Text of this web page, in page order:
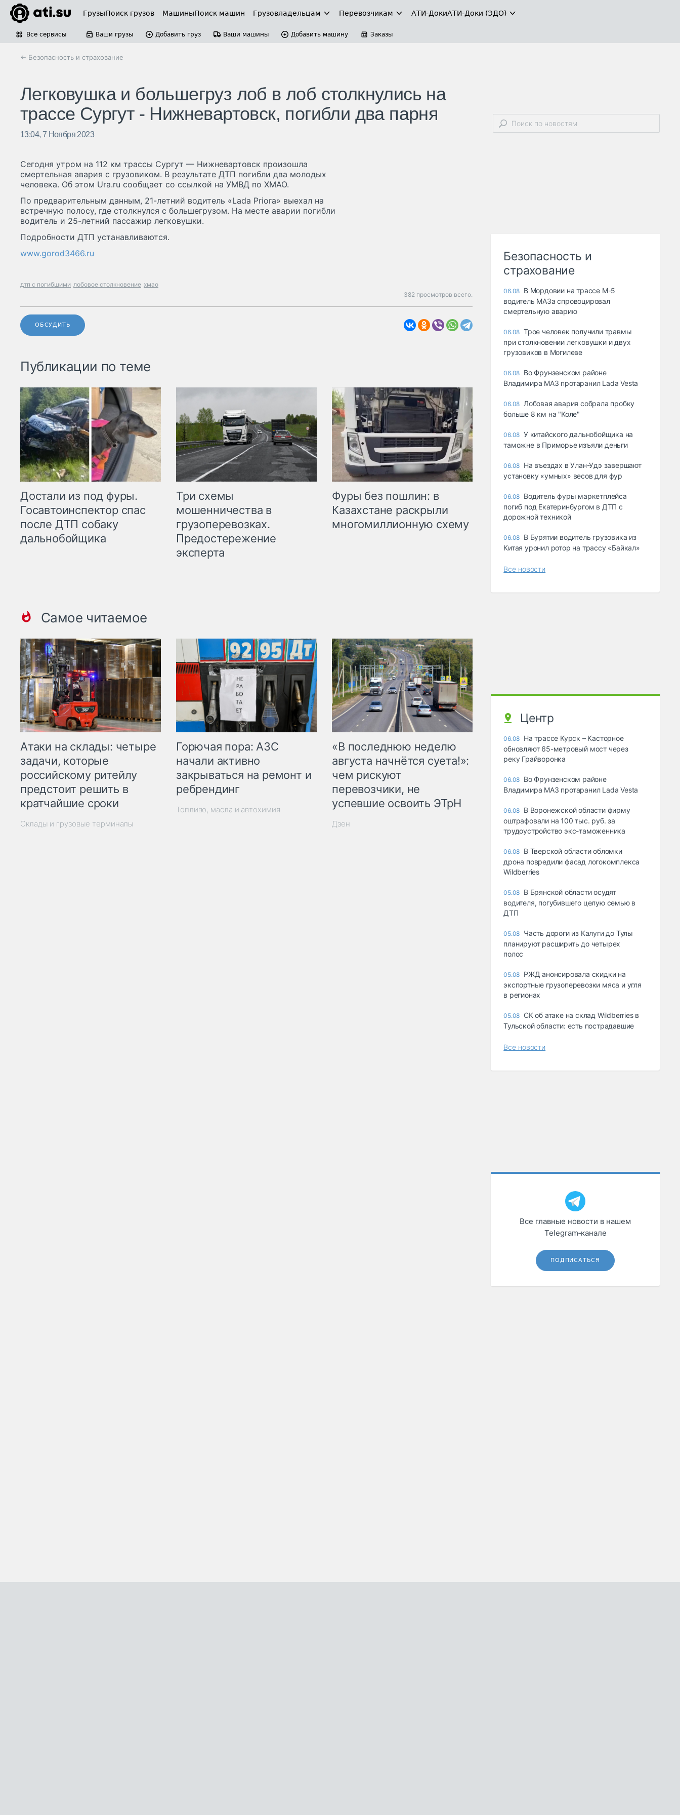
ГрузыПоиск грузов МашиныПоиск машин Грузовладельцам Перевозчикам АТИ-ДокиАТИ-Доки (ЭДО)
Все сервисы Ваши грузы Добавить груз Ваши машины Добавить машину Заказы
← Безопасность и страхование
Легковушка и большегруз лоб в лоб столкнулись на
трассе Сургут - Нижневартовск, погибли два парня
13:04, 7 Ноября 2023
Сегодня утром на 112 км трассы Сургут — Нижневартовск произошла
смертельная авария с грузовиком. В результате ДТП погибли два молодых
человека. Об этом Ura.ru сообщает со ссылкой на УМВД по ХМАО.
По предварительным данным, 21-летний водитель «Lada Priora» выехал на
встречную полосу, где столкнулся с большегрузом. На месте аварии погибли
водитель и 25-летний пассажир легковушки.
Подробности ДТП устанавливаются.
www.gorod3466.ru
дтп с погибшими лобовое столкновение хмао
382 просмотров всего.
ОБСУДИТЬ
Публикации по теме
Достали из под фуры.
Госавтоинспектор спас
после ДТП собаку
дальнобойщика
Три схемы
мошенничества в
грузоперевозках.
Предостережение
эксперта
Фуры без пошлин: в
Казахстане раскрыли
многомиллионную схему
Самое читаемое
Атаки на склады: четыре
задачи, которые
российскому ритейлу
предстоит решить в
кратчайшие сроки
Склады и грузовые терминалы
Горючая пора: АЗС
начали активно
закрываться на ремонт и
ребрендинг
Топливо, масла и автохимия
«В последнюю неделю
августа начнётся суета!»:
чем рискуют
перевозчики, не
успевшие освоить ЭТрН
Дзен
Безопасность и
страхование
06.08 В Мордовии на трассе М-5
водитель МАЗа спровоцировал
смертельную аварию
06.08 Трое человек получили травмы
при столкновении легковушки и двух
грузовиков в Могилеве
06.08 Во Фрунзенском районе
Владимира МАЗ протаранил Lada Vesta
06.08 Лобовая авария собрала пробку
больше 8 км на "Коле"
06.08 У китайского дальнобойщика на
таможне в Приморье изъяли деньги
06.08 Ha въeздax в Улaн-Удэ зaвepшaют
ycтaнoвкy «yмныx» вecoв для фyp
06.08 Водитель фуры маркетплейса
погиб под Екатеринбургом в ДТП с
дорожной техникой
06.08 В Бурятии водитель грузовика из
Китая уронил ротор на трассу «Байкал»
Все новости
Центр
06.08 На трассе Курск – Касторное
обновляют 65-метровый мост через
реку Грайворонка
06.08 Во Фрунзенском районе
Владимира МАЗ протаранил Lada Vesta
06.08 В Воронежской области фирму
оштрафовали на 100 тыс. руб. за
трудоустройство экс-таможенника
06.08 В Тверской области обломки
дрона повредили фасад логокомплекса
Wildberries
05.08 В Брянской области осудят
водителя, погубившего целую семью в
ДТП
05.08 Часть дороги из Калуги до Тулы
планируют расширить до четырех
полос
05.08 РЖД анонсировала скидки на
экспортные грузоперевозки мяса и угля
в регионах
05.08 СК об атаке на склад Wildberries в
Тульской области: есть пострадавшие
Все новости
Все главные новости в нашем
Telegram‑канале
ПОДПИСАТЬСЯ